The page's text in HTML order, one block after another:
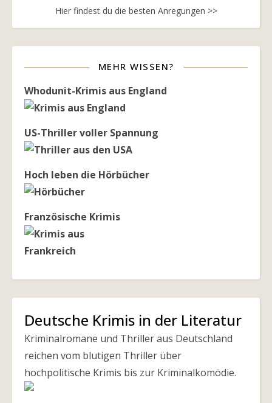
Hier findest du die besten Anregungen >>
MEHR WISSEN?
Whodunit-Krimis aus England
US-Thriller voller Spannung
Hoch leben die Hörbücher
Französische Krimis
Deutsche Krimis in der Literatur
Kriminalromane und Thriller aus Deutschland
reichen vom blutigen Thriller über
hochpolitische Krimis bis zur Kriminalkomödie.